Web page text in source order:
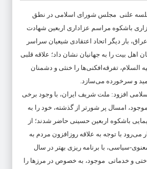
جلسه علنی مجلس شورای اسلامی در نطق
باشکوه مراسم عزاداری اربعین شهادت
بار دیگر اتحاد اعتقادی شیعیان سراسر
اهل بیت را به جهانیان نشان داد؛ علاقه قلبی
السلام، تفرقه‌افکنی‌ها را خنثی و دشمنان
و سرخورده می‌سازد.
افزود: ملت شریف ایران، با وجود برخی
امسال پر شورتر از گذشته، خود را به
باشکوه اربعین حسینی حاضر شدند؛ از
می‌رود با توجه به علاقه روزافزون مردم به
سیاسی، با برنامه ریزی بهتر در سال
و خدماتی موجود، به خصوص در مرزها را